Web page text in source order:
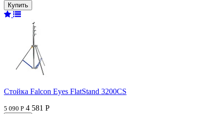
Стойка Falcon Eyes FlatStand 3200CS
5 090 Р 4 581 Р